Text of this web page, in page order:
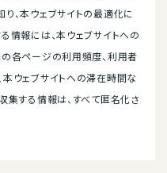
、本ウェブサイトの最適化に
情報には、本ウェブサイトへの
の各ページの利用頻度、利用者
本ウェブサイトへの滞在時間な
集する情報は、すべて匿名化さ